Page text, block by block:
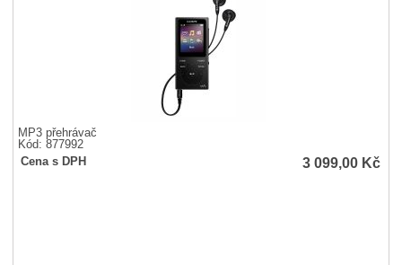
MP3 přehrávač
Kód: 877992
Cena s DPH
3 099,00 Kč